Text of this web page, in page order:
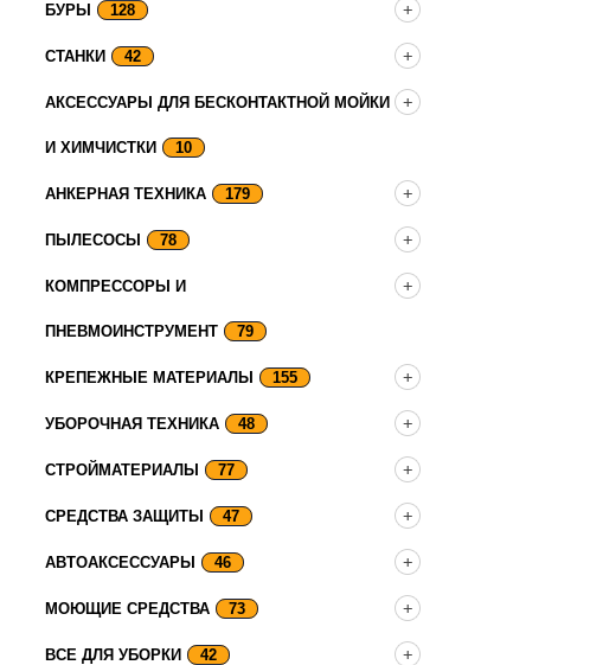
БУРЫ 128
СТАНКИ 42
АКСЕССУАРЫ ДЛЯ БЕСКОНТАКТНОЙ МОЙКИ
И ХИМЧИСТКИ 10
АНКЕРНАЯ ТЕХНИКА 179
ПЫЛЕСОСЫ 78
КОМПРЕССОРЫ И
ПНЕВМОИНСТРУМЕНТ 79
КРЕПЕЖНЫЕ МАТЕРИАЛЫ 155
УБОРОЧНАЯ ТЕХНИКА 48
СТРОЙМАТЕРИАЛЫ 77
СРЕДСТВА ЗАЩИТЫ 47
АВТОАКСЕССУАРЫ 46
МОЮЩИЕ СРЕДСТВА 73
ВСЕ ДЛЯ УБОРКИ 42